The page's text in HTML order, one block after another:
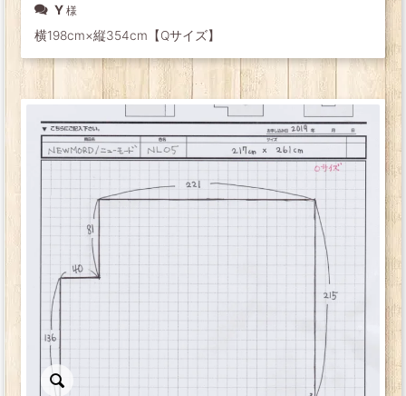
Y
横198cm×縦354cm【Qサイズ】